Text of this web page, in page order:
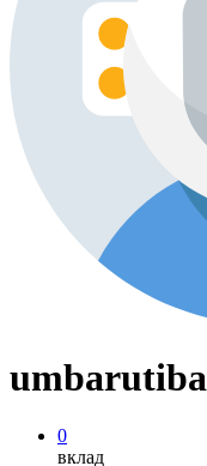
umbarutiba
0
вклад